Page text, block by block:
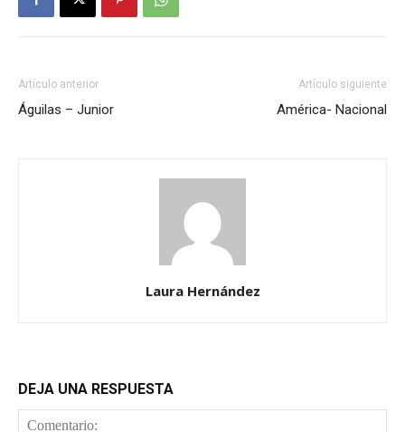
Artículo anterior
Águilas – Junior
Artículo siguiente
América- Nacional
Laura Hernández
DEJA UNA RESPUESTA